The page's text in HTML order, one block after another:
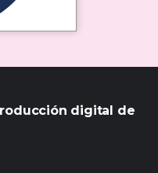
digital de